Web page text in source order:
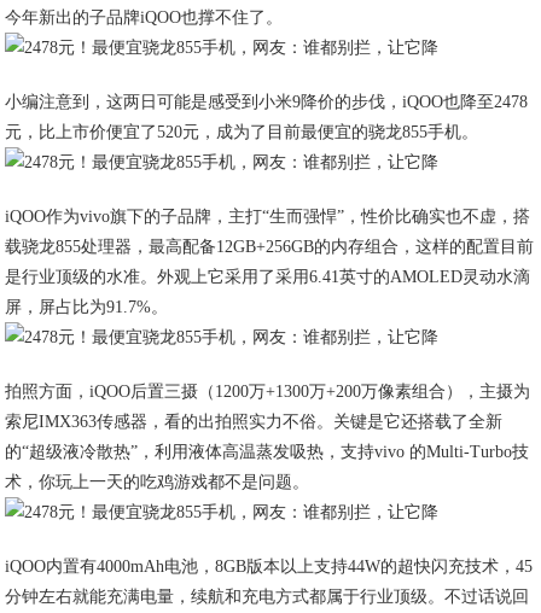
今年新出的子品牌iQOO也撑不住了。
小编注意到，这两日可能是感受到小米9降价的步伐，iQOO也降至2478
元，比上市价便宜了520元，成为了目前最便宜的骁龙855手机。
iQOO作为vivo旗下的子品牌，主打“生而强悍”，性价比确实也不虚，搭
载骁龙855处理器，最高配备12GB+256GB的内存组合，这样的配置目前
是行业顶级的水准。外观上它采用了采用6.41英寸的AMOLED灵动水滴
屏，屏占比为91.7%。
拍照方面，iQOO后置三摄（1200万+1300万+200万像素组合），主摄为
索尼IMX363传感器，看的出拍照实力不俗。关键是它还搭载了全新
的“超级液冷散热”，利用液体高温蒸发吸热，支持vivo 的Multi-Turbo技
术，你玩上一天的吃鸡游戏都不是问题。
iQOO内置有4000mAh电池，8GB版本以上支持44W的超快闪充技术，45
分钟左右就能充满电量，续航和充电方式都属于行业顶级。不过话说回